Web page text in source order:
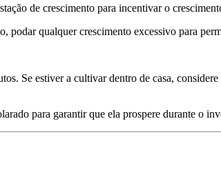
de crescimento para incentivar o
podar qualquer crescimento excessivo para
Se estiver a cultivar dentro de casa,
para garantir que ela prospere durante o